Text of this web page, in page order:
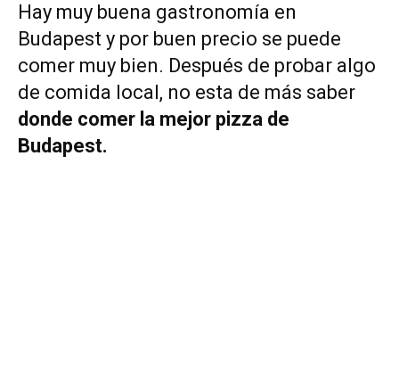
Hay muy buena gastronomía en
Budapest y por buen precio se puede
comer muy bien. Después de probar algo
de comida local, no esta de más saber
donde comer la mejor pizza de
Budapest.